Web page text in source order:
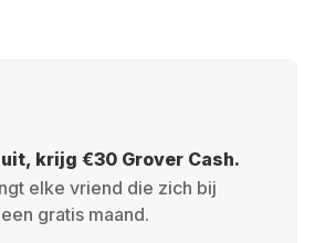
krijg €30 Grover Cash.
elke vriend die zich bij
gratis maand.